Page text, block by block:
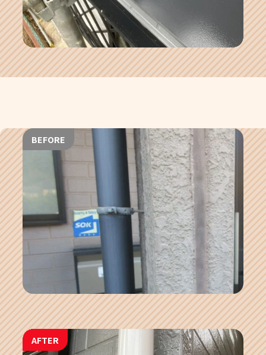
BEFORE
AFTER